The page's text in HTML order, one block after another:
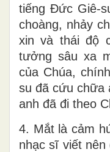
tiếng Đức Giê-
choàng, nhảy
xin và thái độ
tưởng sâu xa
của Chúa,
su đã cứu chữa
anh đã đi theo
4. Mắt là cảm
nhạc sĩ viết